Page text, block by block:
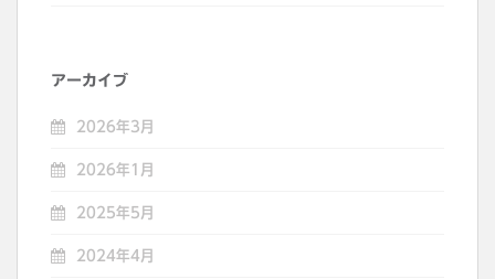
アーカイブ
2026年3月
2026年1月
2025年5月
2024年4月